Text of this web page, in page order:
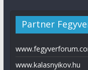
Partner
www.kalasnyikov.hu